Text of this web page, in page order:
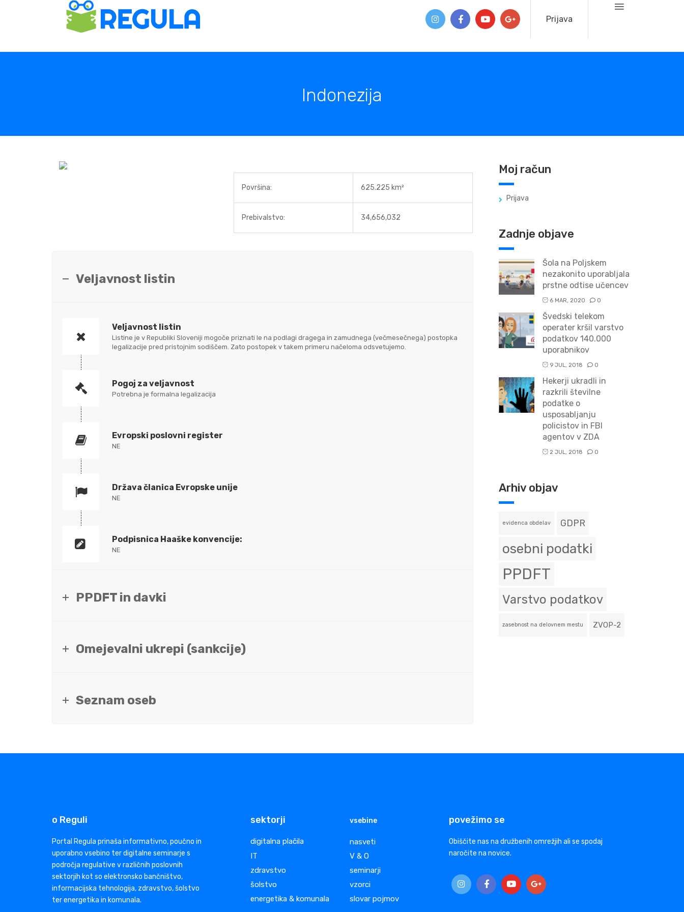
Prijava
Indonezija
Površina: 625.225 km²
Prebivalstvo: 34,656,032
Veljavnost listin
Veljavnost listin
Listine je v Republiki Sloveniji mogoče priznati le na podlagi dragega in zamudnega (večmesečnega) postopka
legalizacije pred pristojnim sodiščem. Zato postopek v takem primeru načeloma odsvetujemo.
Pogoj za veljavnost
Potrebna je formalna legalizacija
Evropski poslovni register
NE
Država članica Evropske unije
NE
Podpisnica Haaške konvencije:
NE
PPDFT in davki
Omejevalni ukrepi (sankcije)
Seznam oseb
Moj račun
Prijava
Zadnje objave
Šola na Poljskem
nezakonito uporabljala
prstne odtise učencev
6 MAR, 2020 0
Švedski telekom
operater kršil varstvo
podatkov 140.000
uporabnikov
9 JUL, 2018 0
Hekerji ukradli in
razkrili številne
podatke o
usposabljanju
policistov in FBI
agentov v ZDA
2 JUL, 2018 0
Arhiv objav
evidenca obdelav GDPR
osebni podatki
PPDFT
Varstvo podatkov
zasebnost na delovnem mestu ZVOP-2
o Reguli
Portal Regula prinaša informativno, poučno in
uporabno vsebino ter digitalne seminarje s
področja regulative v različnih poslovnih
sektorjih kot so elektronsko bančništvo,
informacijska tehnologija, zdravstvo, šolstvo
ter energetika in komunala.
sektorji
digitalna plačila
IT
zdravstvo
šolstvo
energetika & komunala
vsebine
nasveti
V & O
seminarji
vzorci
slovar pojmov
povežimo se
Obiščite nas na družbenih omrežjih ali se spodaj
naročite na novice.